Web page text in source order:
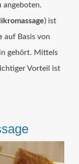
angeboten.
) ist
auf Basis von
gehört. Mittels
Vorteil ist